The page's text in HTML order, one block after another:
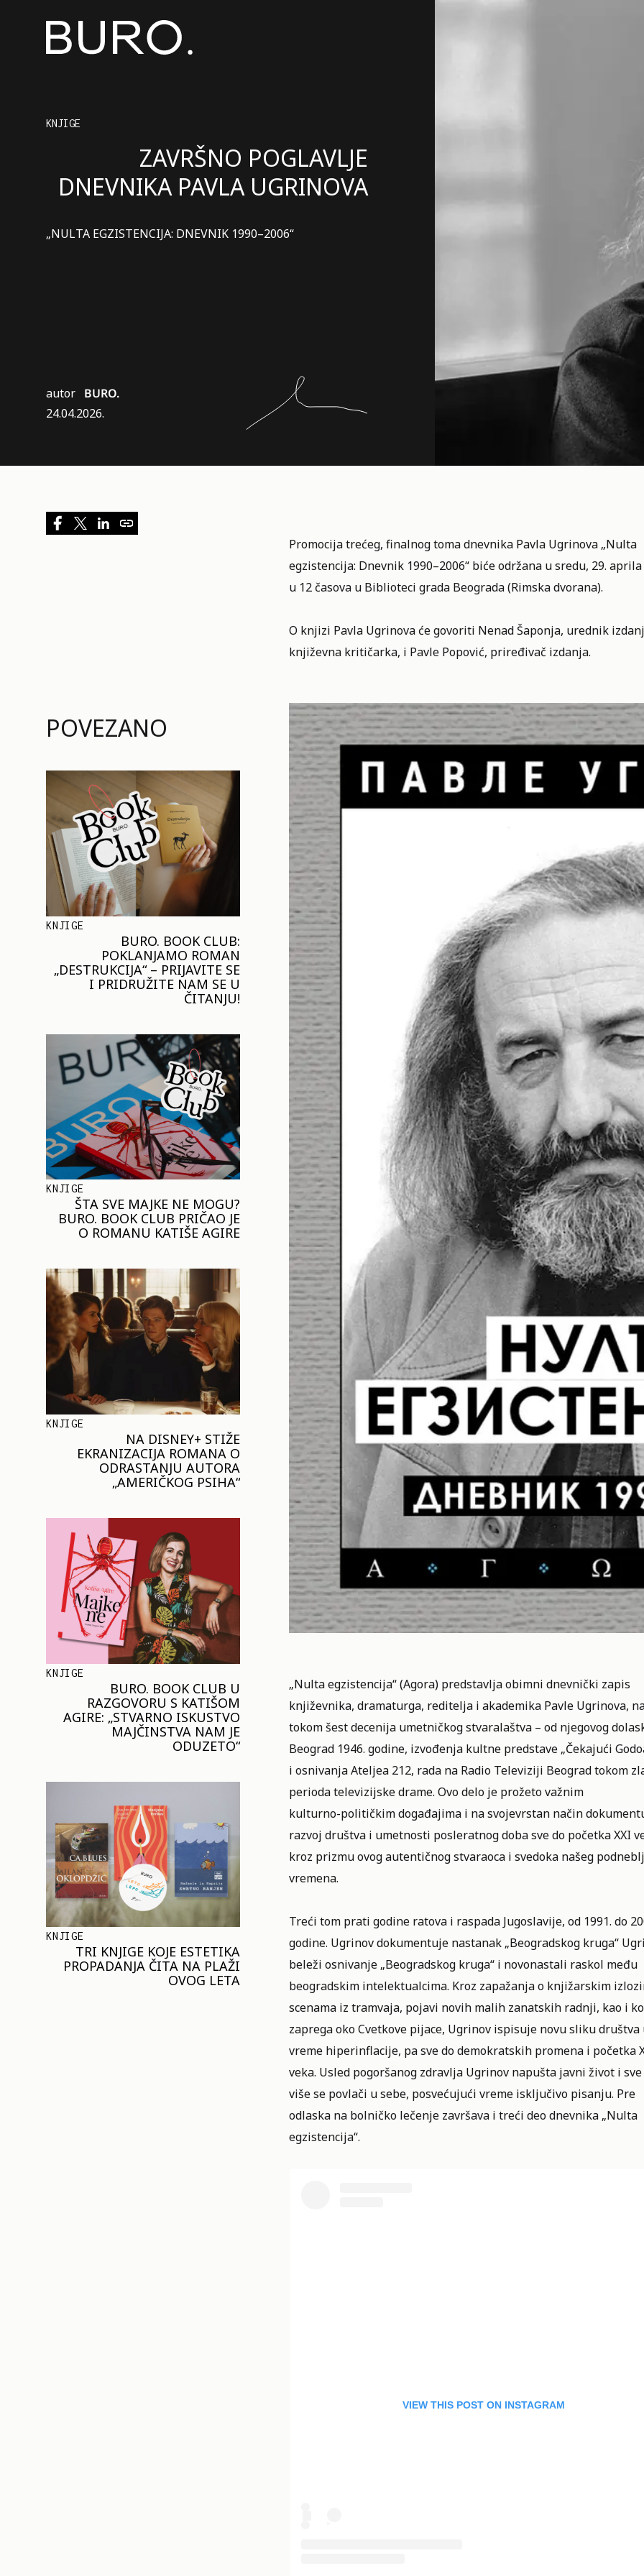
KNJIGE
ZAVRŠNO POGLAVLJE
DNEVNIKA PAVLA UGRINOVA
„NULTA EGZISTENCIJA: DNEVNIK 1990–2006“
autor BURO.
24.04.2026.
POVEZANO
KNJIGE
BURO. BOOK CLUB:
POKLANJAMO ROMAN
„DESTRUKCIJA“ – PRIJAVITE SE
I PRIDRUŽITE NAM SE U
ČITANJU!
KNJIGE
ŠTA SVE MAJKE NE MOGU?
BURO. BOOK CLUB PRIČAO JE
O ROMANU KATIŠE AGIRE
KNJIGE
NA DISNEY+ STIŽE
EKRANIZACIJA ROMANA O
ODRASTANJU AUTORA
„AMERIČKOG PSIHA“
KNJIGE
BURO. BOOK CLUB U
RAZGOVORU S KATIŠOM
AGIRE: „STVARNO ISKUSTVO
MAJČINSTVA NAM JE
ODUZETO“
KNJIGE
TRI KNJIGE KOJE ESTETIKA
PROPADANJA ČITA NA PLAŽI
OVOG LETA
Promocija trećeg, finalnog toma dnevnika Pavla Ugrinova „Nulta
egzistencija: Dnevnik 1990–2006“ biće održana u sredu, 29. aprila
u 12 časova u Biblioteci grada Beograda (Rimska dvorana).
O knjizi Pavla Ugrinova će govoriti Nenad Šaponja, urednik
književna kritičarka, i Pavle Popović, priređivač izdanja.
„Nulta egzistencija“ (Agora) predstavlja obimni dnevnički zapis
književnika, dramaturga, reditelja i akademika Pavle Ugrinova,
tokom šest decenija umetničkog stvaralaštva – od njegovog
Beograd 1946. godine, izvođenja kultne predstave „Čekajući
i osnivanja Ateljea 212, rada na Radio Televiziji Beograd tokom
perioda televizijske drame. Ovo delo je prožeto važnim
kulturno-političkim događajima i na svojevrstan način
razvoj društva i umetnosti posleratnog doba sve do početka XXI
kroz prizmu ovog autentičnog stvaraoca i svedoka našeg
vremena.
Treći tom prati godine ratova i raspada Jugoslavije, od 1991. do
godine. Ugrinov dokumentuje nastanak „Beogradskog kruga“
beleži osnivanje „Beogradskog kruga“ i novonastali raskol među
beogradskim intelektualcima. Kroz zapažanja o knjižarskim
scenama iz tramvaja, pojavi novih malih zanatskih radnji, kao i
zaprega oko Cvetkove pijace, Ugrinov ispisuje novu sliku društva
vreme hiperinflacije, pa sve do demokratskih promena i početka
veka. Usled pogoršanog zdravlja Ugrinov napušta javni život i sve
više se povlači u sebe, posvećujući vreme isključivo pisanju. Pre
odlaska na bolničko lečenje završava i treći deo dnevnika „Nulta
egzistencija“.
VIEW THIS POST ON INSTAGRAM